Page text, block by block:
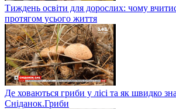
Тиждень освіти для дорослих: чому
протягом усього життя
Де ховаються гриби у лісі та як швидко
Сніданок.Гриби